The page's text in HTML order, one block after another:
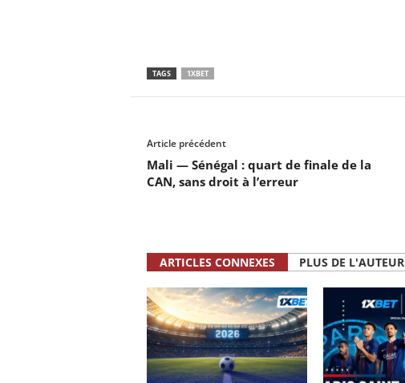
TAGS 1XBET
Article précédent
Mali — Sénégal : quart de finale de la
CAN, sans droit à l’erreur
ARTICLES CONNEXES PLUS DE L'AUTEUR